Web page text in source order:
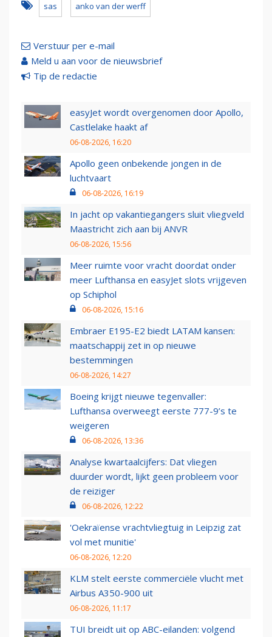
sas anko van der werff
Verstuur per e-mail
Meld u aan voor de nieuwsbrief
Tip de redactie
easyJet wordt overgenomen door Apollo,
Castlelake haakt af
06-08-2026, 16:20
Apollo geen onbekende jongen in de
luchtvaart
06-08-2026, 16:19
In jacht op vakantiegangers sluit vliegveld
Maastricht zich aan bij ANVR
06-08-2026, 15:56
Meer ruimte voor vracht doordat onder
meer Lufthansa en easyJet slots vrijgeven
op Schiphol
06-08-2026, 15:16
Embraer E195-E2 biedt LATAM kansen:
maatschappij zet in op nieuwe
bestemmingen
06-08-2026, 14:27
Boeing krijgt nieuwe tegenvaller:
Lufthansa overweegt eerste 777-9’s te
weigeren
06-08-2026, 13:36
Analyse kwartaalcijfers: Dat vliegen
duurder wordt, lijkt geen probleem voor
de reiziger
06-08-2026, 12:22
'Oekraïense vrachtvliegtuig in Leipzig zat
vol met munitie'
06-08-2026, 12:20
KLM stelt eerste commerciële vlucht met
Airbus A350-900 uit
06-08-2026, 11:17
TUI breidt uit op ABC-eilanden: volgend